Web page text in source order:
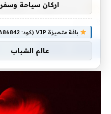
بواسطة فريق alwahah 18 مايو، 2025
اركان سياحة وسفر
باقة متميزة VIP (كود: AA86842):
عالم الشباب